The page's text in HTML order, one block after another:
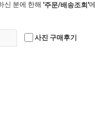
신 분에 한해 '주문/배송조회'
사진 구매후기